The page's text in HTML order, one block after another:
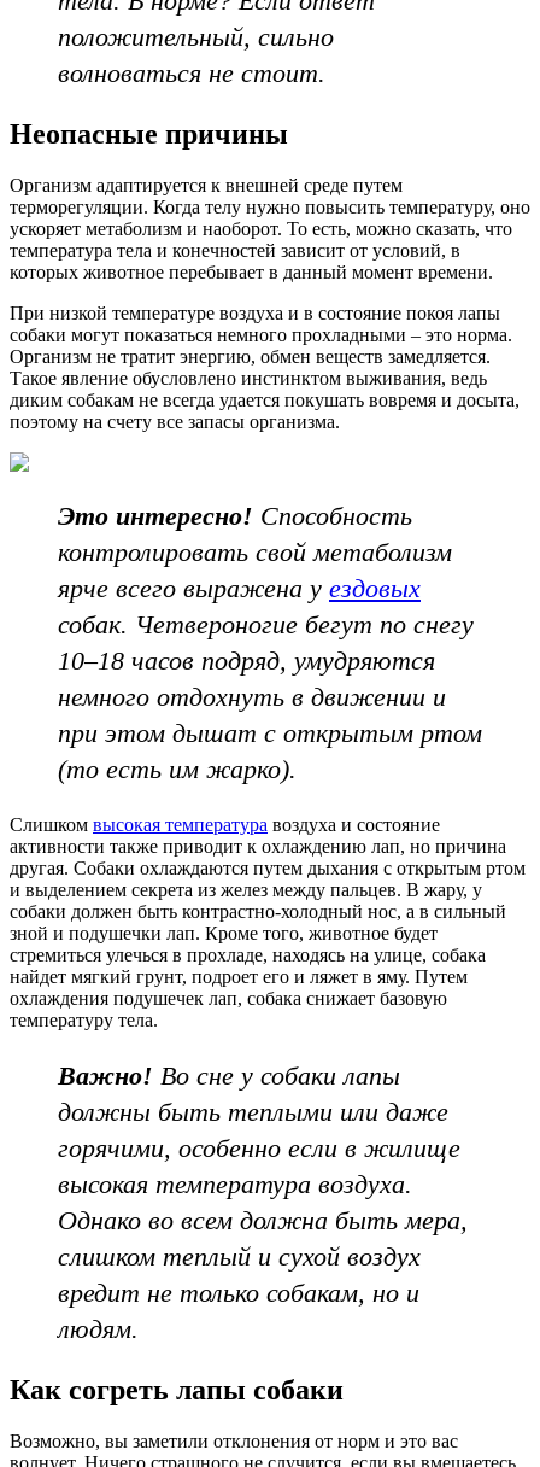
положительный, сильно
волноваться не стоит.
Неопасные причины
Организм адаптируется к внешней среде путем
терморегуляции. Когда телу нужно повысить температуру, оно
ускоряет метаболизм и наоборот. То есть, можно сказать, что
температура тела и конечностей зависит от условий, в
которых животное перебывает в данный момент времени.
При низкой температуре воздуха и в состояние покоя лапы
собаки могут показаться немного прохладными – это норма.
Организм не тратит энергию, обмен веществ замедляется.
Такое явление обусловлено инстинктом выживания, ведь
диким собакам не всегда удается покушать вовремя и досыта,
поэтому на счету все запасы организма.
Это интересно! Способность
контролировать свой метаболизм
ярче всего выражена у ездовых
собак. Четвероногие бегут по снегу
10–18 часов подряд, умудряются
немного отдохнуть в движении и
при этом дышат с открытым ртом
(то есть им жарко).
Слишком высокая температура воздуха и состояние
активности также приводит к охлаждению лап, но причина
другая. Собаки охлаждаются путем дыхания с открытым ртом
и выделением секрета из желез между пальцев. В жару, у
собаки должен быть контрастно-холодный нос, а в сильный
зной и подушечки лап. Кроме того, животное будет
стремиться улечься в прохладе, находясь на улице, собака
найдет мягкий грунт, подроет его и ляжет в яму. Путем
охлаждения подушечек лап, собака снижает базовую
температуру тела.
Важно! Во сне у собаки лапы
должны быть теплыми или даже
горячими, особенно если в жилище
высокая температура воздуха.
Однако во всем должна быть мера,
слишком теплый и сухой воздух
вредит не только собакам, но и
людям.
Как согреть лапы собаки
Возможно, вы заметили отклонения от норм и это вас
волнует. Ничего страшного не случится, если вы вмешаетесь